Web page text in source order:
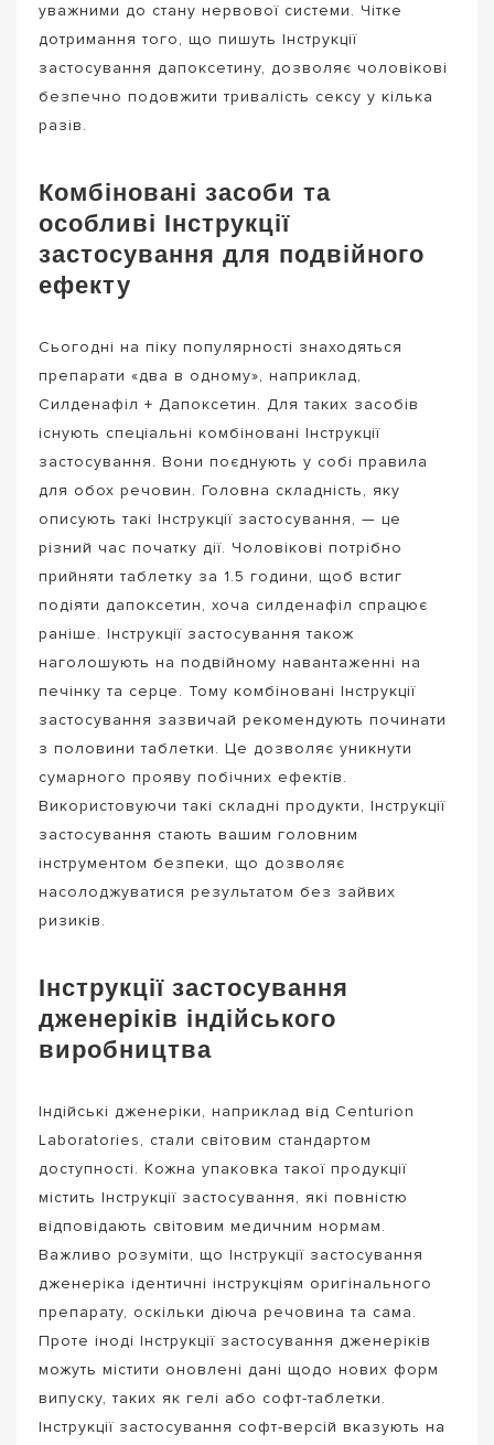
уважними до стану нервової системи. Чітке
дотримання того, що пишуть Інструкції
застосування дапоксетину, дозволяє чоловікові
безпечно подовжити тривалість сексу у кілька
разів.
Комбіновані засоби та
особливі Інструкції
застосування для подвійного
ефекту
Сьогодні на піку популярності знаходяться
препарати «два в одному», наприклад,
Силденафіл + Дапоксетин. Для таких засобів
існують спеціальні комбіновані Інструкції
застосування. Вони поєднують у собі правила
для обох речовин. Головна складність, яку
описують такі Інструкції застосування, — це
різний час початку дії. Чоловікові потрібно
прийняти таблетку за 1.5 години, щоб встиг
подіяти дапоксетин, хоча силденафіл спрацює
раніше. Інструкції застосування також
наголошують на подвійному навантаженні на
печінку та серце. Тому комбіновані Інструкції
застосування зазвичай рекомендують починати
з половини таблетки. Це дозволяє уникнути
сумарного прояву побічних ефектів.
Використовуючи такі складні продукти, Інструкції
застосування стають вашим головним
інструментом безпеки, що дозволяє
насолоджуватися результатом без зайвих
ризиків.
Інструкції застосування
дженеріків індійського
виробництва
Індійські дженеріки, наприклад від Centurion
Laboratories, стали світовим стандартом
доступності. Кожна упаковка такої продукції
містить Інструкції застосування, які повністю
відповідають світовим медичним нормам.
Важливо розуміти, що Інструкції застосування
дженеріка ідентичні інструкціям оригінального
препарату, оскільки діюча речовина та сама.
Проте іноді Інструкції застосування дженеріків
можуть містити оновлені дані щодо нових форм
випуску, таких як гелі або софт-таблетки.
Інструкції застосування софт-версій вказують на